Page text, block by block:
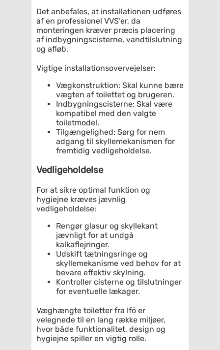
Det anbefales, at installationen udføres
af en professionel VVS’er, da
monteringen kræver præcis placering
af indbygningscisterne, vandtilslutning
og afløb.
Vigtige installationsovervejelser:
Vægkonstruktion: Skal kunne bære
vægten af toilettet og brugeren.
Indbygningscisterne: Skal være
kompatibel med den valgte
toiletmodel.
Tilgængelighed: Sørg for nem
adgang til skyllemekanismen for
fremtidig vedligeholdelse.
Vedligeholdelse
For at sikre optimal funktion og
hygiejne kræves jævnlig
vedligeholdelse:
Rengør glasur og skyllekant
jævnligt for at undgå
kalkaflejringer.
Udskift tætningsringe og
skyllemekanisme ved behov for at
bevare effektiv skylning.
Kontroller cisterne og tilslutninger
for eventuelle lækager.
Væghængte toiletter fra Ifö er
velegnede til en lang række miljøer,
hvor både funktionalitet, design og
hygiejne spiller en vigtig rolle.